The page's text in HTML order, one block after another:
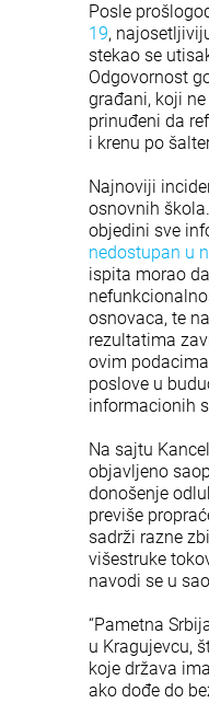
Posle
19,
stekao se
Odgovornost
građani, koji
prinuđeni da
i krenu po
Najnoviji
osnovnih
objedini sve
nedostupan u
ispita morao
osnovaca, te
rezultatima
ovim
poslove u
informacionih
Na sajtu
objavljeno
donošenje
previše
sadrži razne
višestruke
navodi se u
“Pametna
u Kragujevcu,
koje država
ako dođe do